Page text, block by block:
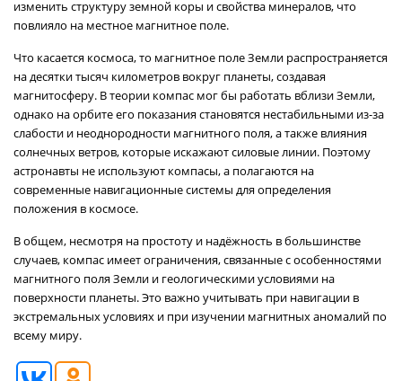
изменить структуру земной коры и свойства минералов, что
повлияло на местное магнитное поле.
Что касается космоса, то магнитное поле Земли распространяется
на десятки тысяч километров вокруг планеты, создавая
магнитосферу. В теории компас мог бы работать вблизи Земли,
однако на орбите его показания становятся нестабильными из-за
слабости и неоднородности магнитного поля, а также влияния
солнечных ветров, которые искажают силовые линии. Поэтому
астронавты не используют компасы, а полагаются на
современные навигационные системы для определения
положения в космосе.
В общем, несмотря на простоту и надёжность в большинстве
случаев, компас имеет ограничения, связанные с особенностями
магнитного поля Земли и геологическими условиями на
поверхности планеты. Это важно учитывать при навигации в
экстремальных условиях и при изучении магнитных аномалий по
всему миру.